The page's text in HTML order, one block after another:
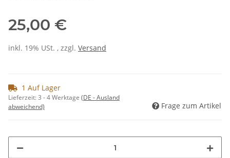
25,00 €
inkl. 19% USt. , zzgl. Versand
1 Auf Lager
Lieferzeit:3 - 4 Werktage (DE - Ausland
abweichend)
Frage zum Artikel